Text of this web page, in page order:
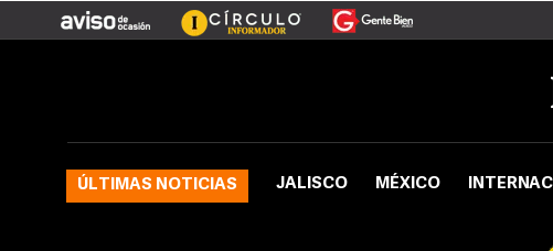
ÚLTIMAS NOTICIAS JALISCO MÉXICO